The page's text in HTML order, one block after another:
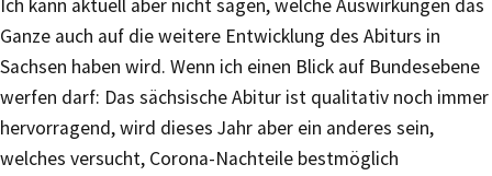
Ich kann aktuell aber nicht sagen, welche Auswirkungen das
Ganze auch auf die weitere Entwicklung des Abiturs in
Sachsen haben wird. Wenn ich einen Blick auf Bundesebene
werfen darf: Das sächsische Abitur ist qualitativ noch immer
hervorragend, wird dieses Jahr aber ein anderes sein,
welches versucht, Corona-Nachteile bestmöglich